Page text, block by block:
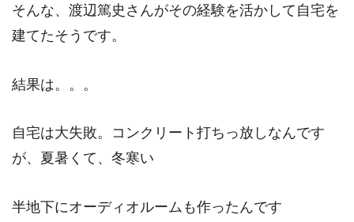
そんな、渡辺篤史さんがその経験を活かして自宅を
建てたそうです。
結果は。。。
自宅は大失敗。コンクリート打ちっ放しなんです
が、夏暑くて、冬寒い
半地下にオーディオルームも作ったんです